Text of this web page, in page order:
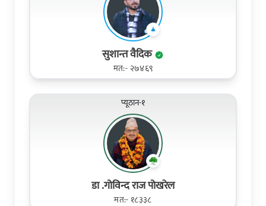
सुशान्त वैदिक
मत:- २७४६९
प्यूठान-१
डा .गोविन्द राज पोखरेल
मत:- १८३३८